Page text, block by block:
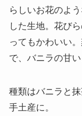
らしいお花のよ
した生地。花び
ってもかわいい
で、バニラの甘
種類はバニラと
手土産に。